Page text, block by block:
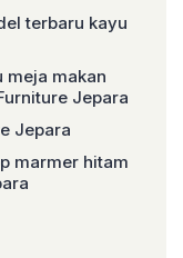
terbaru kayu
meja makan
Jepara
Jepara
marmer hitam